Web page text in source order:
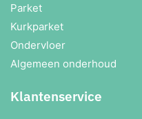
Parket
Kurkparket
Ondervloer
Algemeen onderhoud
Klantenservice